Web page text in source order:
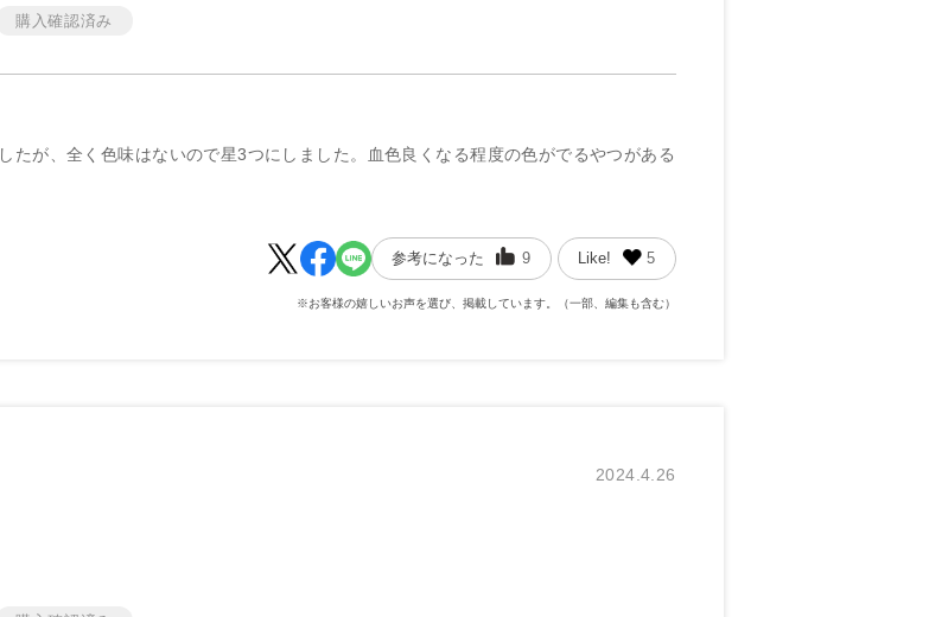
たが、全く色味はないので星3つにしました。血色良くなる程度の色がでるやつがある
参考になった 9 Like! 5
※お客様の嬉しいお声を選び、掲載しています。（一部、編集も含む）
2024.4.26